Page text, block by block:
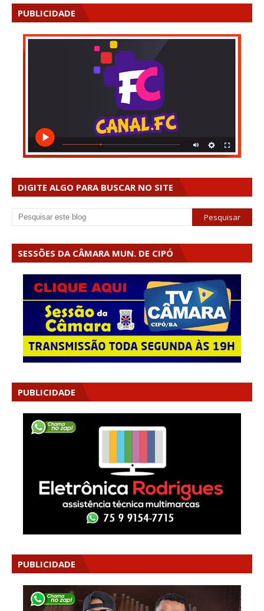
PUBLICIDADE
DIGITE ALGO PARA BUSCAR NO SITE
SESSÕES DA CÂMARA MUN. DE CIPÓ
PUBLICIDADE
PUBLICIDADE